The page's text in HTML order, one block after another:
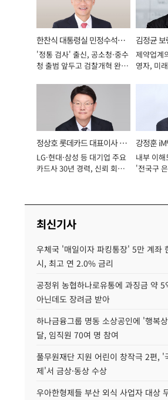
한찬식 대통령실 민정수석비
서관
'정통 검사' 출신, 공소청·중수
청 출범 앞두고 검찰개혁 완수
김정균
표이사 사
제약업계
영자, 미
정상호 롯데카드 대표이사 사
장
LG·현대·삼성 등 대기업 주요
카드사 30년 경력, 신뢰 회복
강정훈
내부 이
'전국구
최신기사
우체국 '매일이자 파킹통장' 5만 계좌
시, 최고 연 2.0% 금리
공정위 농협하나로유통에 과징금 약 5
아닌데도 장려금 받아
하나금융그룹 명동 소상공인에 '행복
달, 임직원 70여 명 참여
풀무원재단 지원 어린이 창작극 2편, '
제'서 금상·동상 수상
우아한형제들 부산 외식 사업자 대상